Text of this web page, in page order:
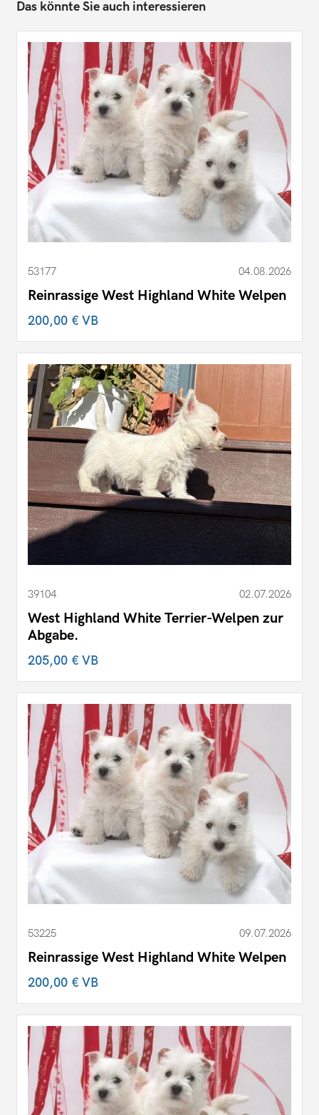
Das könnte Sie auch interessieren
53177 04.08.2026
Reinrassige West Highland White Welpen
200,00 €VB
39104 02.07.2026
West Highland White Terrier-Welpen zur
Abgabe.
205,00 €VB
53225 09.07.2026
Reinrassige West Highland White Welpen
200,00 €VB